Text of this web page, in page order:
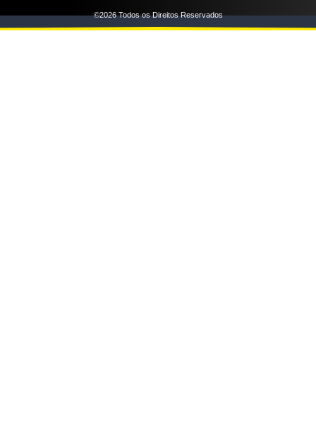
©2026 Todos os Direitos Reservados